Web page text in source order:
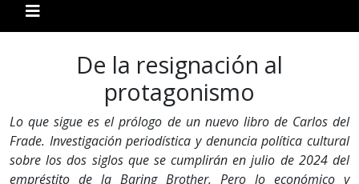
De la resignación al
protagonismo
Lo que sigue es el prólogo de un nuevo libro de Carlos del
Frade. Investigación periodística y denuncia política cultural
sobre los dos siglos que se cumplirán en julio de 2024 del
empréstito de la Baring Brother. Pero lo económico y